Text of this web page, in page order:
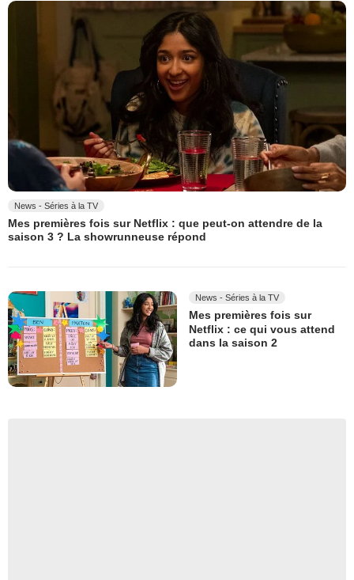
News - Séries à la TV
Mes premières fois sur Netflix : que peut-on attendre de la
saison 3 ? La showrunneuse répond
News - Séries à la TV
Mes premières fois sur
Netflix : ce qui vous attend
dans la saison 2